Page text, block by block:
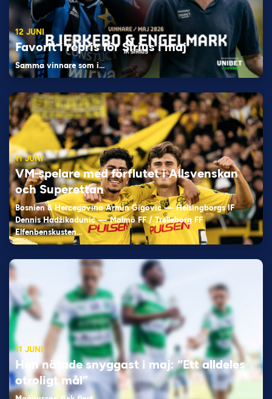
12 JUNI
Favorit i repris för Sirius i maj
Samma vinnare som i…
11 JUNI
VM-spelare med förflutet i Allsvenskan
och Superettan
Bosnien & Hercegovina Armin Gigovic — Helsingborgs IF
Dennis Hadžikadunić — Malmö FF / Trelleborg FF
Elfenbenskusten…
11 JUNI
Han nätade snyggast i maj: “Ett alldeles
otroligt mål”